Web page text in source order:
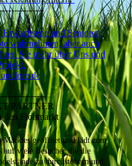
und Senioren
wahrnehmen, aber auch
Sie mehr über Uns und
PARTNER
den Flohmarkt
Marktes geöffnet und lädt zum
viele Besucher die die
zu durchstöbern und